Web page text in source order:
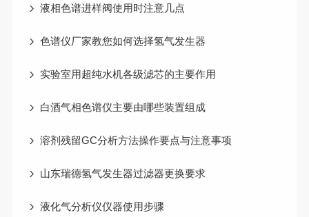
液相色谱进样阀使用时注意几点
色谱仪厂家教您如何选择氢气发生器
实验室用超纯水机各级滤芯的主要作用
白酒气相色谱仪主要由哪些装置组成
溶剂残留GC分析方法操作要点与注意事项
山东瑞德氢气发生器过滤器更换要求
液化气分析仪仪器使用步骤